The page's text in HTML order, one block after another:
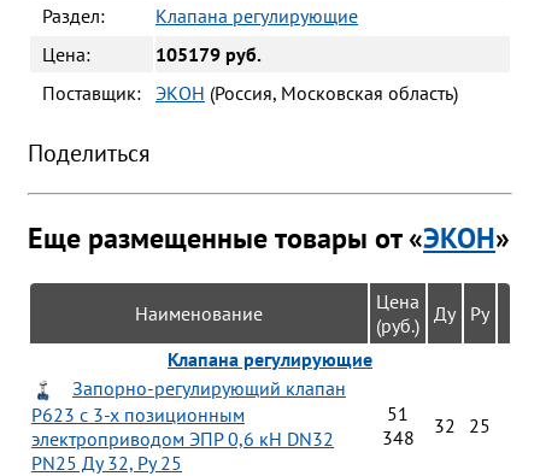
Раздел:
Клапана регулирующие
Цена:
105179 руб.
Поставщик: ЭКОН (Россия, Московская область)
Поделиться
Еще размещенные товары от «ЭКОН»
Наименование
Цена
(руб.)
Ду
Ру
Клапана регулирующие
Запорно-регулирующий клапан
Р623 с 3-х позиционным
электроприводом ЭПР 0,6 кН DN32
PN25 Ду 32, Ру 25
51
348
32 25